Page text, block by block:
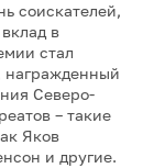
соискателей,
в
стал
награжденный
Северо-
– такие
Яков
и другие.